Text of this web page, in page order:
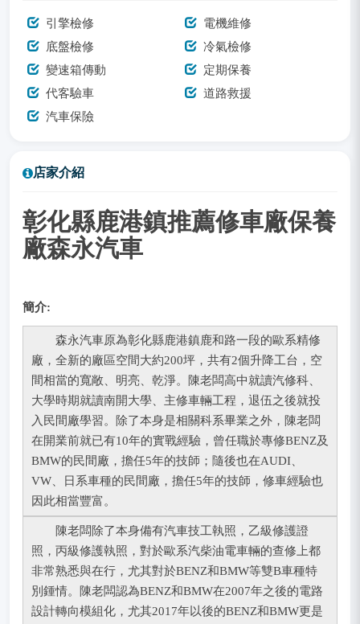
引擎檢修
電機維修
底盤檢修
冷氣檢修
變速箱傳動
定期保養
代客驗車
道路救援
汽車保險
店家介紹
彰化縣鹿港鎮推薦修車廠保養
廠森永汽車
簡介:
森永汽車原為彰化縣鹿港鎮鹿和路一段的歐系精修
廠，全新的廠區空間大約200坪，共有2個升降工台，空
間相當的寬敞、明亮、乾淨。陳老闆高中就讀汽修科、
大學時期就讀南開大學、主修車輛工程，退伍之後就投
入民間廠學習。除了本身是相關科系畢業之外，陳老闆
在開業前就已有10年的實戰經驗，曾任職於專修BENZ及
BMW的民間廠，擔任5年的技師；隨後也在AUDI、
VW、日系車種的民間廠，擔任5年的技師，修車經驗也
因此相當豐富。
陳老闆除了本身備有汽車技工執照，乙級修護證
照，丙級修護執照，對於歐系汽柴油電車輛的查修上都
非常熟悉與在行，尤其對於BENZ和BMW等雙B車種特
別鍾情。陳老闆認為BENZ和BMW在2007年之後的電路
設計轉向模組化，尤其2017年以後的BENZ和BMW更是